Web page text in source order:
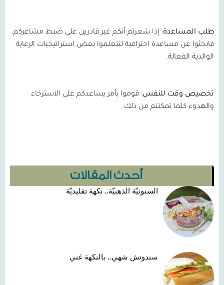
أحدث المقالات
السنونيّة الذهبيّة.. نكهة تقليديّة
سندوتش شهي.. بالنكهة غني
طلب المساعدة: إذا شعرتم أنكم غير قادرين على ضبط مشاعركم،
فابحثوا عن مساعدة احترافية لتتعلموا بعض استراتيجيات الرعاية
الوالدية الفعالة.
تخصيص وقت للنفس: قوموا بأمر يساعدكم على الاسترخاء
والهدوء كلما تمكنتم من ذلك.